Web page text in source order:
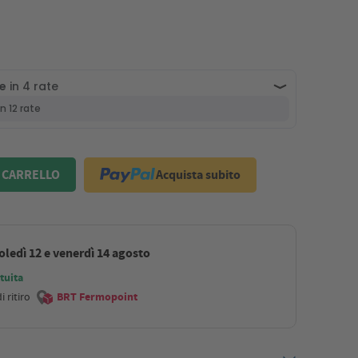
Acquista subito
12 e venerdì 14 agosto
ritiro BRT Fermopoint